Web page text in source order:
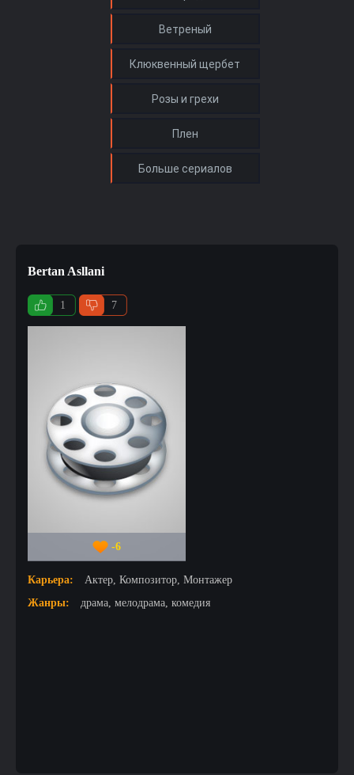
Bertan Asllani
1 7
-6
Карьера:
Актер, Композитор, Монтажер
Жанры:
драма, мелодрама, комедия